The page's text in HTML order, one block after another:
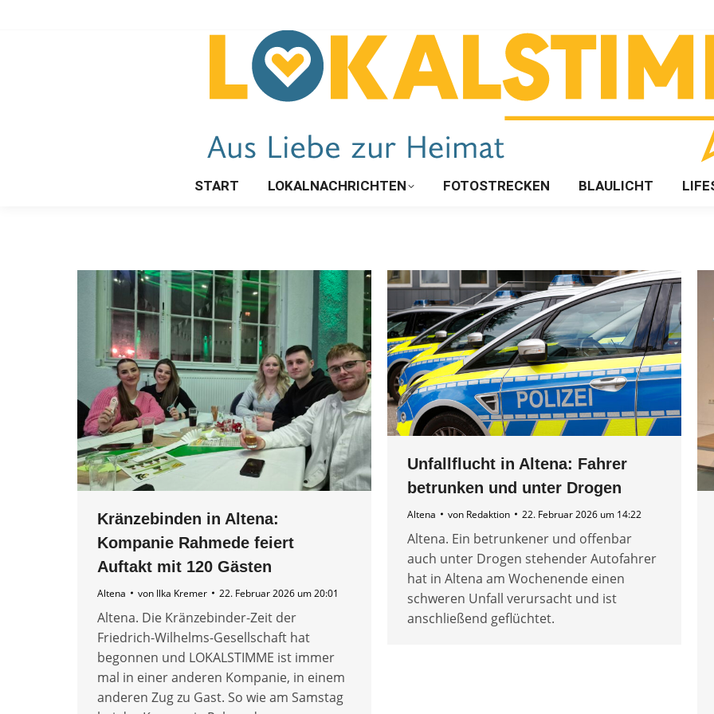
START LOKALNACHRICHTEN FOTOSTRECKEN BLAULICHT
Kränzebinden in Altena:
Kompanie Rahmede feiert
Auftakt mit 120 Gästen
Altena von Ilka Kremer 22. Februar 2026 um 20:01
Altena. Die Kränzebinder-Zeit der
Friedrich-Wilhelms-Gesellschaft hat
begonnen und LOKALSTIMME ist immer
mal in einer anderen Kompanie, in einem
anderen Zug zu Gast. So wie am Samstag
Unfallflucht in Altena: Fahrer
betrunken und unter Drogen
Altena von Redaktion 22. Februar 2026 um 14:22
Altena. Ein betrunkener und offenbar
auch unter Drogen stehender Autofahrer
hat in Altena am Wochenende einen
schweren Unfall verursacht und ist
anschließend geflüchtet.